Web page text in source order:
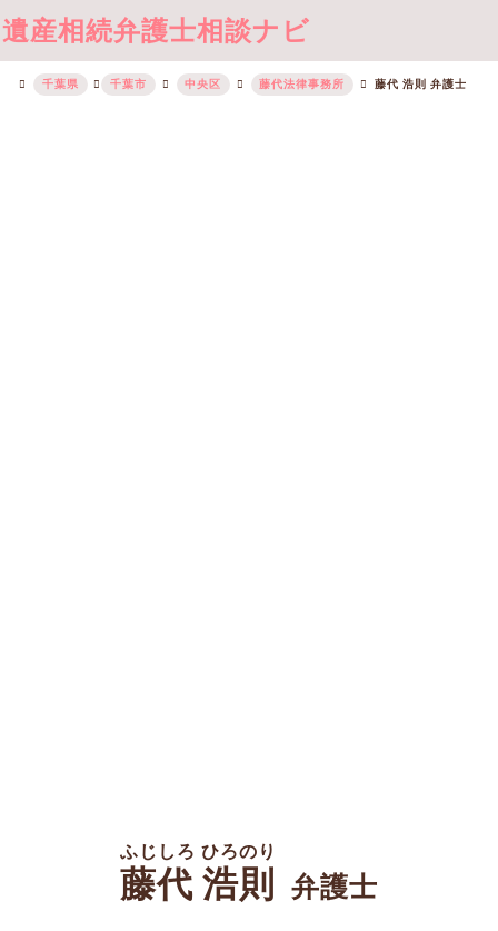
遺産相続弁護士相談ナビ
千葉県 千葉市 中央区 藤代法律事務所 藤代 浩則 弁護士
藤代 浩則
ふじしろ ひろのり
弁護士